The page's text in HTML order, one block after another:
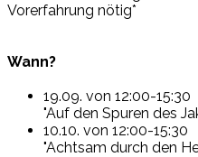
Vorerfahrung nötig*
Wann?
19.09. von 12:00-15:30
"Auf den Spuren des
10.10. von 12:00-15:30
"Achtsam durch den